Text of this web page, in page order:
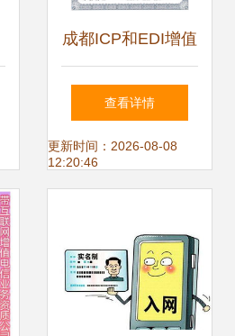
成都ICP和EDI增值
电信业务许可证办
理条件及代办指南
查看详情
更新时间：2026-08-08
12:20:46